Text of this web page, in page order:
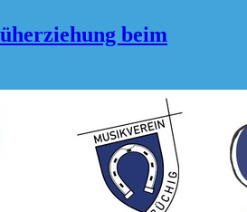
beim